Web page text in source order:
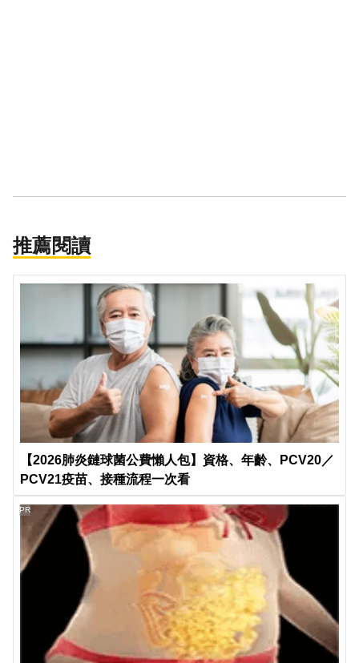
推薦閱讀
【2026肺炎鏈球菌公費懶人包】資格、年齡、PCV20／
PCV21疫苗、接種流程一次看
PR